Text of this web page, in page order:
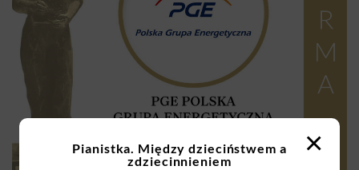
×
Pianistka. Między dzieciństwem a
zdziecinnieniem